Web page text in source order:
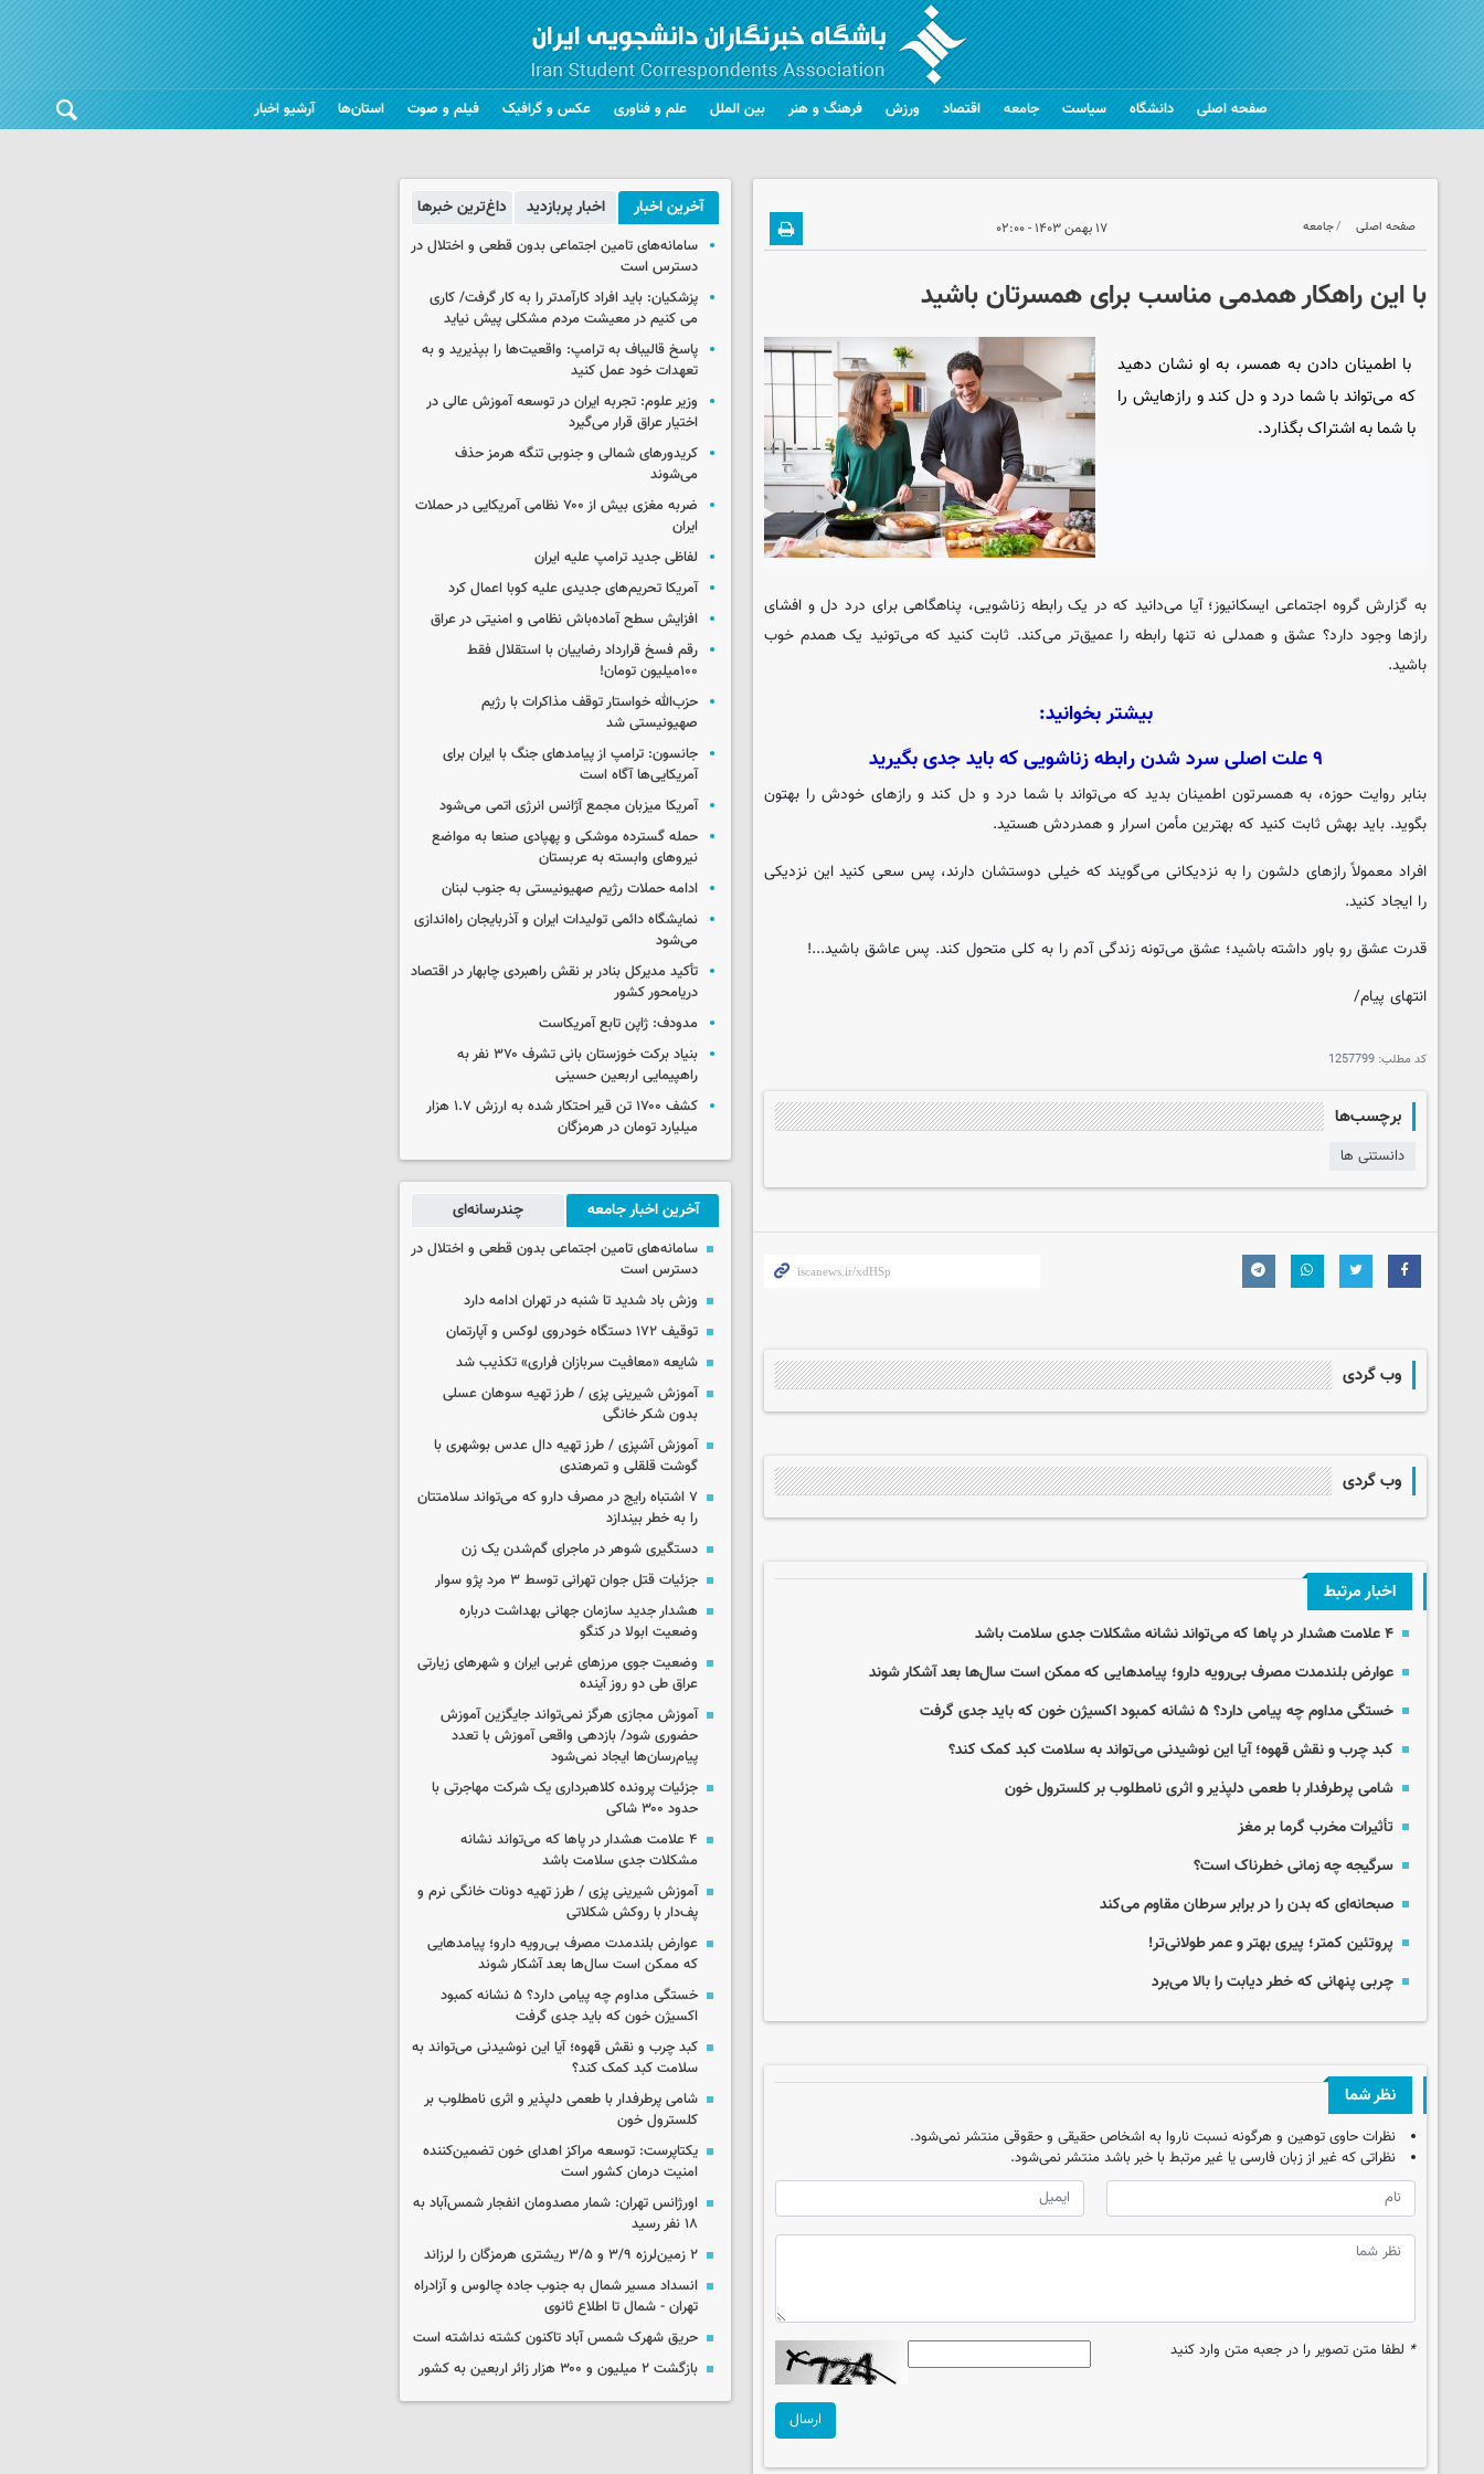
صفحه اصلی دانشگاه سیاست جامعه اقتصاد ورزش فرهنگ و هنر بین الملل علم و فناوری عکس و گرافیک فیلم و صوت استان‌ها آرشیو اخبار
صفحه اصلی جامعه ۱۷ بهمن ۱۴۰۳ - ۰۲:۰۰
با این راهکار همدمی مناسب برای همسرتان باشید
با اطمینان دادن به همسر، به او نشان دهید
که می‌تواند با شما درد و دل کند و رازهایش را
با شما به اشتراک بگذارد.
به گزارش گروه اجتماعی ایسکانیوز؛ آیا می‌دانید که در یک رابطه زناشویی، پناهگاهی برای درد دل و افشای
رازها وجود دارد؟ عشق و همدلی نه تنها رابطه را عمیق‌تر می‌کند. ثابت کنید که می‌تونید یک همدم خوب
باشید.
بیشتر بخوانید:
۹ علت اصلی سرد شدن رابطه زناشویی که باید جدی بگیرید
بنابر روایت حوزه، به همسرتون اطمینان بدید که می‌تواند با شما درد و دل کند و رازهای خودش را بهتون
بگوید. باید بهش ثابت کنید که بهترین مأمن اسرار و همدردش هستید.
افراد معمولاً رازهای دلشون را به نزدیکانی می‌گویند که خیلی دوستشان دارند، پس سعی کنید این نزدیکی
را ایجاد کنید.
قدرت عشق رو باور داشته باشید؛ عشق می‌تونه زندگی آدم را به کلی متحول کند. پس عاشق باشید...!
انتهای پیام/
کد مطلب: 1257799
برچسب‌ها
دانستنی ها
وب گردی
وب گردی
اخبار مرتبط
۴ علامت هشدار در پاها که می‌تواند نشانه مشکلات جدی سلامت باشد
عوارض بلندمدت مصرف بی‌رویه دارو؛ پیامدهایی که ممکن است سال‌ها بعد آشکار شوند
خستگی مداوم چه پیامی دارد؟ ۵ نشانه کمبود اکسیژن خون که باید جدی گرفت
کبد چرب و نقش قهوه؛ آیا این نوشیدنی می‌تواند به سلامت کبد کمک کند؟
شامی پرطرفدار با طعمی دلپذیر و اثری نامطلوب بر کلسترول خون
تأثیرات مخرب گرما بر مغز
سرگیجه چه زمانی خطرناک است؟
صبحانه‌ای که بدن‌ را در برابر سرطان مقاوم‌ می‌کند
پروتئین کمتر؛ پیری بهتر و عمر طولانی‌تر!
چربی پنهانی که خطر دیابت را بالا می‌برد
نظر شما
نظرات حاوی توهین و هرگونه نسبت ناروا به اشخاص حقیقی و حقوقی منتشر نمی‌شود.
نظراتی که غیر از زبان فارسی یا غیر مرتبط با خبر باشد منتشر نمی‌شود.
* لطفا متن تصویر را در جعبه متن وارد کنید
ارسال
آخرین اخبار اخبار پربازدید داغ‌ترین خبرها
سامانه‌های تامین اجتماعی بدون قطعی و اختلال در
دسترس است
پزشکیان: باید افراد کارآمدتر را به کار گرفت/ کاری
می کنیم در معیشت مردم مشکلی پیش نیاید
پاسخ قالیباف به ترامپ: واقعیت‌ها را بپذیرید و به
تعهدات خود عمل کنید
وزیر علوم: تجربه ایران در توسعه آموزش عالی در
اختیار عراق قرار می‌گیرد
کریدورهای شمالی و جنوبی تنگه هرمز حذف
می‌شوند
ضربه مغزی بیش از ۷۰۰ نظامی آمریکایی در حملات
ایران
لفاظی جدید ترامپ علیه ایران
آمریکا تحریم‌های جدیدی علیه کوبا اعمال کرد
افزایش سطح آماده‌باش نظامی و امنیتی در عراق
رقم فسخ قرارداد رضاییان با استقلال فقط
۱۰۰میلیون تومان!
حزب‌الله خواستار توقف مذاکرات با رژیم
صهیونیستی شد
جانسون: ترامپ از پیامدهای جنگ با ایران برای
آمریکایی‌ها آگاه است
آمریکا میزبان مجمع آژانس انرژی اتمی می‌شود
حمله گسترده موشکی و پهپادی صنعا به مواضع
نیروهای وابسته به عربستان
ادامه حملات رژیم صهیونیستی به جنوب لبنان
نمایشگاه دائمی تولیدات ایران و آذربایجان راه‌اندازی
می‌شود
تأکید مدیرکل بنادر بر نقش راهبردی چابهار در اقتصاد
دریامحور کشور
مدودف: ژاپن تابع آمریکاست
بنیاد برکت خوزستان بانی تشرف ۳۷۰ نفر به
راهپیمایی اربعین حسینی
کشف ۱۷۰۰ تن قیر احتکار شده به ارزش ۱.۷ هزار
میلیارد تومان در هرمزگان
آخرین اخبار جامعه چندرسانه‌ای
سامانه‌های تامین اجتماعی بدون قطعی و اختلال در
دسترس است
وزش باد شدید تا شنبه در تهران ادامه دارد
توقیف ۱۷۲ دستگاه خودروی لوکس و آپارتمان
شایعه «معافیت سربازان فراری» تکذیب شد
آموزش شیرینی پزی / طرز تهیه سوهان عسلی
بدون شکر خانگی
آموزش آشپزی / طرز تهیه دال عدس بوشهری با
گوشت قلقلی و تمرهندی
۷ اشتباه رایج در مصرف دارو که می‌تواند سلامتتان
را به خطر بیندازد
دستگیری شوهر در ماجرای گم‌شدن یک زن
جزئیات قتل جوان تهرانی توسط ۳ مرد پژو سوار
هشدار جدید سازمان جهانی بهداشت درباره
وضعیت ابولا در کنگو
وضعیت جوی مرزهای غربی ایران و شهرهای زیارتی
عراق طی دو روز آینده
آموزش مجازی هرگز نمی‌تواند جایگزین آموزش
حضوری شود/ بازدهی واقعی آموزش با تعدد
پیام‌رسان‌ها ایجاد نمی‌شود
جزئیات پرونده کلاهبرداری یک شرکت مهاجرتی با
حدود ۳۰۰ شاکی
۴ علامت هشدار در پاها که می‌تواند نشانه
مشکلات جدی سلامت باشد
آموزش شیرینی پزی / طرز تهیه دونات خانگی نرم و
پف‌دار با روکش شکلاتی
عوارض بلندمدت مصرف بی‌رویه دارو؛ پیامدهایی
که ممکن است سال‌ها بعد آشکار شوند
خستگی مداوم چه پیامی دارد؟ ۵ نشانه کمبود
اکسیژن خون که باید جدی گرفت
کبد چرب و نقش قهوه؛ آیا این نوشیدنی می‌تواند به
سلامت کبد کمک کند؟
شامی پرطرفدار با طعمی دلپذیر و اثری نامطلوب بر
کلسترول خون
یکتاپرست: توسعه مراکز اهدای خون تضمین‌کننده
امنیت درمان کشور است
اورژانس تهران: شمار مصدومان انفجار شمس‌آباد به
۱۸ نفر رسید
۲ زمین‌لرزه ۳/۹ و ۳/۵ ریشتری هرمزگان را لرزاند
انسداد مسیر شمال به جنوب جاده چالوس و آزادراه
تهران - شمال تا اطلاع ثانوی
حریق شهرک شمس آباد تاکنون کشته نداشته است
بازگشت ۲ میلیون و ۳۰۰ هزار زائر اربعین به کشور